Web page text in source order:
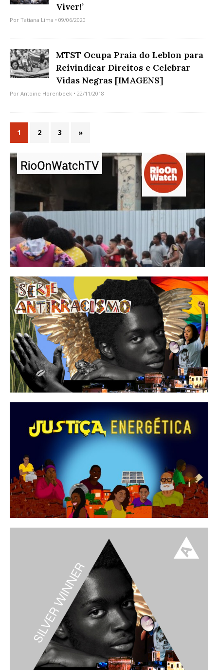
Viver!’
Por Tatiana Lima • 09/06/2020
MTST Ocupa Praia do Leblon para
Reivindicar Direitos e Celebrar
Vidas Negras [IMAGENS]
Por Antoine Horenbeek • 22/11/2018
1 2 3 »